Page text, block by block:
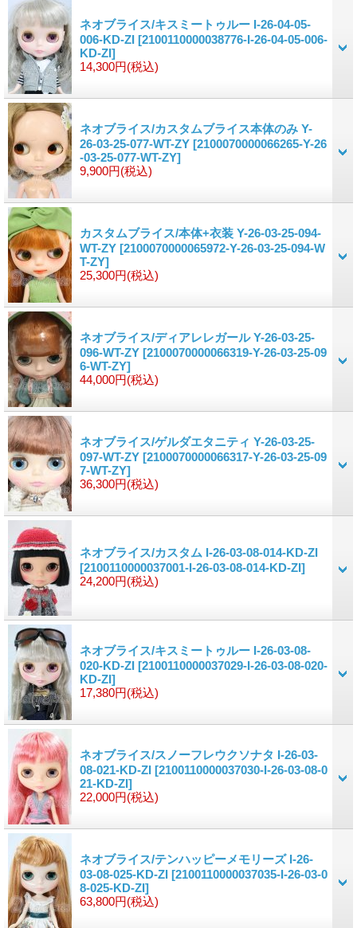
ネオブライス/キスミートゥルー I-26-04-05-
006-KD-ZI [2100110000038776-I-26-04-05-006-
KD-ZI]
14,300円(税込)
ネオブライス/カスタムブライス本体のみ Y-
26-03-25-077-WT-ZY [2100070000066265-Y-26
-03-25-077-WT-ZY]
9,900円(税込)
カスタムブライス/本体+衣装 Y-26-03-25-094-
WT-ZY [2100070000065972-Y-26-03-25-094-W
T-ZY]
25,300円(税込)
ネオブライス/ディアレレガール Y-26-03-25-
096-WT-ZY [2100070000066319-Y-26-03-25-09
6-WT-ZY]
44,000円(税込)
ネオブライス/ゲルダエタニティ Y-26-03-25-
097-WT-ZY [2100070000066317-Y-26-03-25-09
7-WT-ZY]
36,300円(税込)
ネオブライス/カスタム I-26-03-08-014-KD-ZI
[2100110000037001-I-26-03-08-014-KD-ZI]
24,200円(税込)
ネオブライス/キスミートゥルー I-26-03-08-
020-KD-ZI [2100110000037029-I-26-03-08-020-
KD-ZI]
17,380円(税込)
ネオブライス/スノーフレウクソナタ I-26-03-
08-021-KD-ZI [2100110000037030-I-26-03-08-0
21-KD-ZI]
22,000円(税込)
ネオブライス/テンハッピーメモリーズ I-26-
03-08-025-KD-ZI [2100110000037035-I-26-03-0
8-025-KD-ZI]
63,800円(税込)